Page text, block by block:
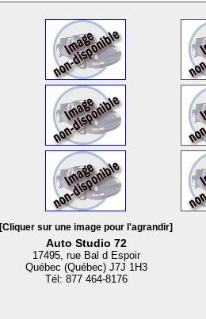
[Cliquer sur une image pour l'agrandir]
Auto Studio 72
17495, rue Bal d Espoir
Québec (Québec) J7J 1H3
Tél: 877 464-8176